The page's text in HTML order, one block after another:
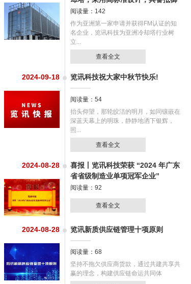
1...
阅读量：142
作为亚洲第一家申请并获得FM认证的知
名企业，览讯科技为亚洲冷却塔行业树
立...
查看全文
2024-09-18 览讯科技祝大家中秋节快乐!
阅读量：54
抬头仰望，那轮皎洁的明月，如同镶嵌在
深蓝天幕上的明珠，静静地洒下银辉，
照...
查看全文
2024-08-28
喜报丨览讯科技荣获 “2024 年广东
省省级制造业单项冠军企业”
阅读量：92
查看全文
2024-08-28 览讯新质供应链管理十项原则
阅读量：68
坚持不拖欠供应商货款，通过共建共享共
赢的理念，构建供应链命运共同体